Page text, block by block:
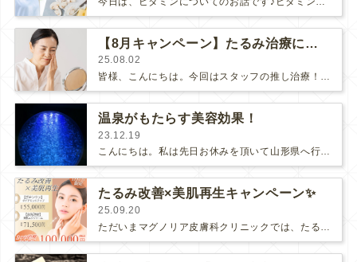
【8月キャンペーン】たるみ治療にはHIFU！
25.08.02
皆様、こんにちは。今回はスタッフの推し治療！『HIFU』が8月のキャンペーンです✨コロナ渦でマスクも増え、日頃のストレスや疲れ……
温泉がもたらす美容効果！
23.12.19
こんにちは。私は先日お休みを頂いて山形県へ行ってきました。以前母親の実家があったので、小さい頃から何十回と行った山形。今回は、最…
たるみ改善×美肌再生キャンペーン✨
25.09.20